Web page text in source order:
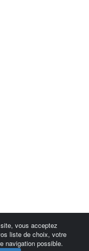
vous acceptez
liste de choix, votre
navigation possible.